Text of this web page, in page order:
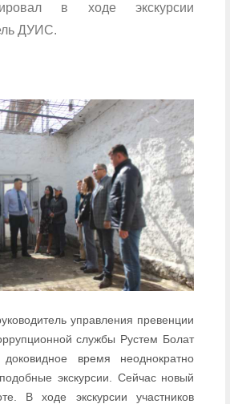
в ходе экскурсии
ДУИС.
управления превенции
службы Рустем Болат
время неоднократно
экскурсии. Сейчас новый
В ходе экскурсии участников